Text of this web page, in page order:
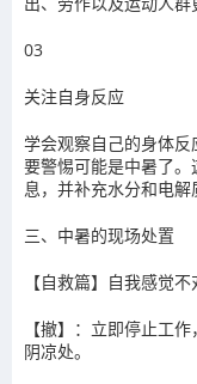
03
关注自身反应
学会观察自己的身体
要警惕可能是中暑了
息，并补充水分和电解
三、中暑的现场处置
【自救篇】自我感觉不
【撤】：立即停止工
阴凉处。